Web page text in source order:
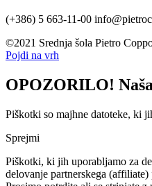
(+386) 5 663-11-00
©2021 Srednja šola Pietro
Pojdi na vrh
OPOZORILO!
Piškotki so majhne datoteke, ki
Sprejmi
Piškotki, ki jih uporabljamo za
delovanje partnerskega